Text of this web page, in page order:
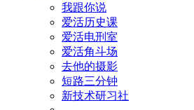
我跟你说
爱活历史课
爱活电刑室
爱活角斗场
去他的摄影
短路三分钟
新技术研习社